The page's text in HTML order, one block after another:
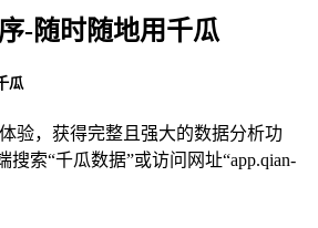
-随时随地用千瓜
瓜
验，获得完整且强大的数据分析功
搜索“千瓜数据”或访问网址“app.qian-